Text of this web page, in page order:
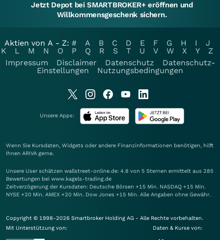
Jetzt Depot bei SMARTBROKER+ eröffnen und
Willkommensgeschenk sichern.
Aktien von A - Z: # A B C D E F G H I
J
K
L M N O P Q R S T U V W X Y
Z
Impressum
Disclaimer Datenschutz
Datenschutz-
Einstellungen
Nutzungsbedingungen
Unsere Apps:
Wenn Sie Kursdaten, Widgets oder andere Finanzinformationen benötigen, hilft
Ihnen ARIVA gerne.
Unsere User schätzen wallstreet-online.de: 4.8 von 5 Sternen ermittelt aus 285
Bewertungen bei www.kagels-trading.de
Zeitverzögerung der Kursdaten: Deutsche Börsen +15 Min. NASDAQ +15 Min.
NYSE +20 Min. AMEX +20 Min. Dow Jones +15 Min. Alle Angaben ohne Gewähr.
Copyright © 1998-2026 Smartbroker Holding AG - Alle Rechte vorbehalten.
Mit Unterstützung von:
Daten & Kurse von: